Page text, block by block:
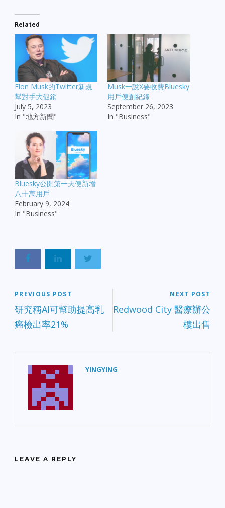
Related
Elon Musk的Twitter新規
幫對手大促銷
July 5, 2023
In "地方新聞"
Musk一說X要收費Bluesky
用戶便創紀錄
September 26, 2023
In "Business"
Bluesky公開第一天便新增
八十萬用戶
February 9, 2024
In "Business"
PREVIOUS POST
研究稱AI可幫助提高乳
癌檢出率21%
NEXT POST
Redwood City 醫療辦公
樓出售
YINGYING
LEAVE A REPLY